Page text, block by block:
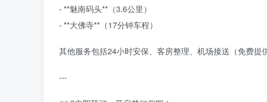
- **魅南码头**（3.6公里）
- **大佛寺**（17分钟车程）
其他服务包括24小时安保、客房整理、机场接送（免费提
---